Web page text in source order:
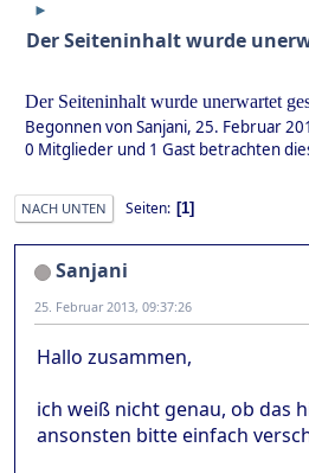
►
Der Seiteninhalt wurde
Der Seiteninhalt wurde unerwartet
Begonnen von Sanjani, 25. Februar
0 Mitglieder und 1 Gast betrachten
NACH UNTEN Seiten 1
Sanjani
25. Februar 2013, 09:37:26
Hallo zusammen,
ich weiß nicht genau, ob das
ansonsten bitte einfach